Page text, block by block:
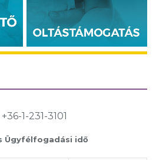
+36-1-231-3101
Ügyfélfogadási idő